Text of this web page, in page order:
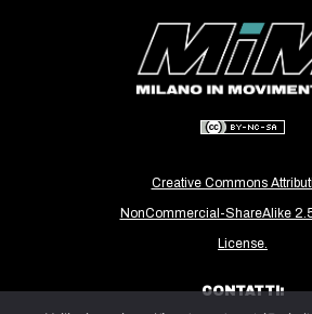
Creative Commons
NonCommercial-ShareAlike
License.
CONTATTI: